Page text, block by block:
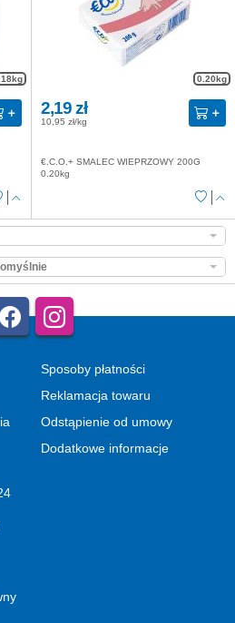
0.20kg
2,19 zł
10,95 zł/kg
€.C.O.+ SMALEC WIEPRZOWY 200G
0.20kg
Sposoby płatności
Reklamacja towaru
Odstąpienie od umowy
Dodatkowe informacje